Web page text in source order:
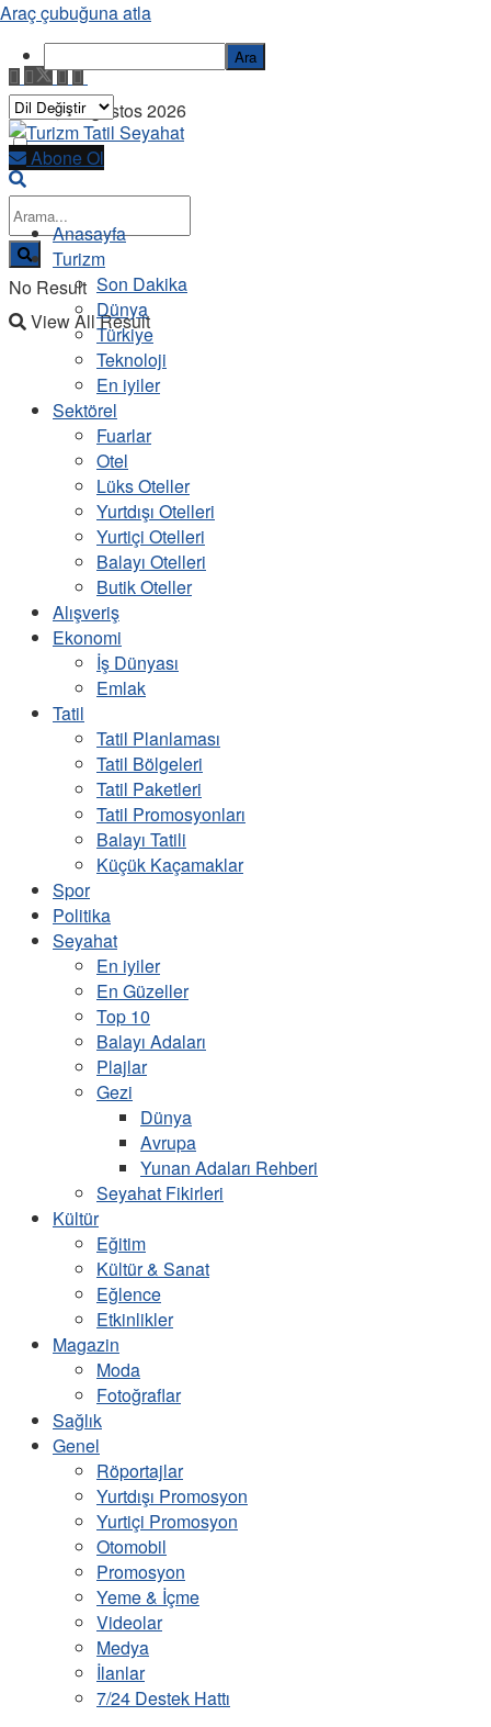
Cuma, 7 Ağustos 2026
No Result
View All Result
Abone Ol
Anasayfa
Turizm
Son Dakika
Dünya
Türkiye
Teknoloji
En iyiler
Sektörel
Fuarlar
Otel
Lüks Oteller
Yurtdışı Otelleri
Yurtiçi Otelleri
Balayı Otelleri
Butik Oteller
Alışveriş
Ekonomi
İş Dünyası
Emlak
Tatil
Tatil Planlaması
Tatil Bölgeleri
Tatil Paketleri
Tatil Promosyonları
Balayı Tatili
Küçük Kaçamaklar
Spor
Politika
Seyahat
En iyiler
En Güzeller
Top 10
Balayı Adaları
Plajlar
Gezi
Dünya
Avrupa
Yunan Adaları Rehberi
Seyahat Fikirleri
Kültür
Eğitim
Kültür & Sanat
Eğlence
Etkinlikler
Magazin
Moda
Fotoğraflar
Sağlık
Genel
Röportajlar
Yurtdışı Promosyon
Yurtiçi Promosyon
Otomobil
Promosyon
Yeme & İçme
Videolar
Medya
İlanlar
7/24 Destek Hattı
Araç çubuğuna atla
Ara